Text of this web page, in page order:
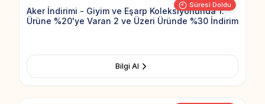
Süresi Doldu
Aker İndirimi - Giyim ve Eşarp Koleksiyonunda 1.
Ürüne %20'ye Varan 2 ve Üzeri Üründe %30 İndirim
Bilgi Al
Add to